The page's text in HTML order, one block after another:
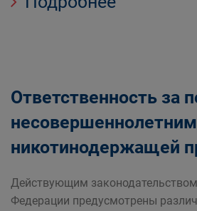
Ответственность за
никотинодержащей
Действующим
Федерации предусмотрены